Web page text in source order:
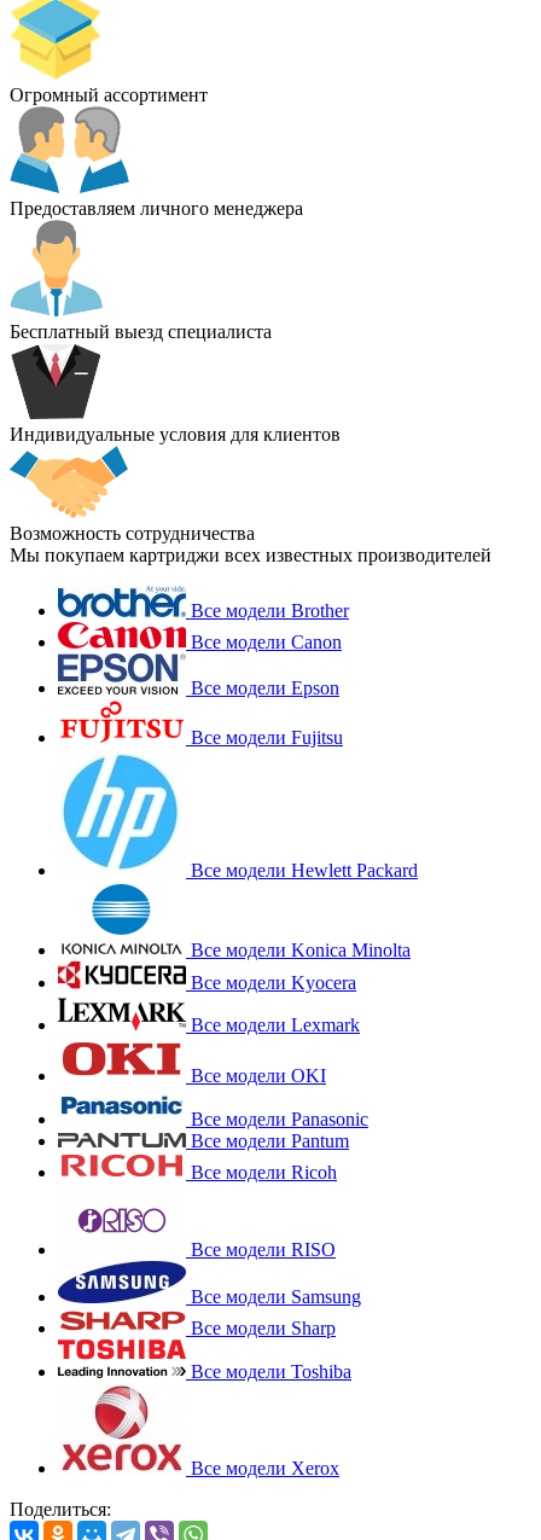
Огромный ассортимент
Предоставляем личного менеджера
Бесплатный выезд специалиста
Индивидуальные условия для клиентов
Возможность сотрудничества
Мы покупаем картриджи всех известных производителей
Все модели Brother
Все модели Canon
Все модели Epson
Все модели Fujitsu
Все модели Hewlett Packard
Все модели Konica Minolta
Все модели Kyocera
Все модели Lexmark
Все модели OKI
Все модели Panasonic
Все модели Pantum
Все модели Ricoh
Все модели RISO
Все модели Samsung
Все модели Sharp
Все модели Toshiba
Все модели Xerox
Поделиться: